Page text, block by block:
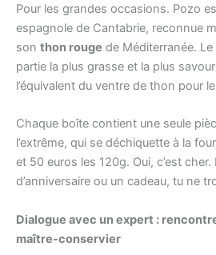
Pour les grandes occasions. Pozo
espagnole de Cantabrie, reconnue
son thon rouge de Méditerranée.
partie la plus grasse et la plus
l’équivalent du ventre de thon pour
Chaque boîte contient une seule
l’extrême, qui se déchiquette à la
et 50 euros les 120g. Oui, c’est
d’anniversaire ou un cadeau, tu ne
Dialogue avec un expert :
maître-conservier